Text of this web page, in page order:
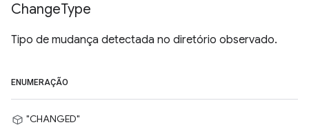
ChangeType
Tipo de mudança detectada no diretório observado.
ENUMERAÇÃO
"CHANGED"